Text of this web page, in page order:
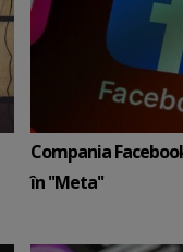
Compania
în ''Meta''